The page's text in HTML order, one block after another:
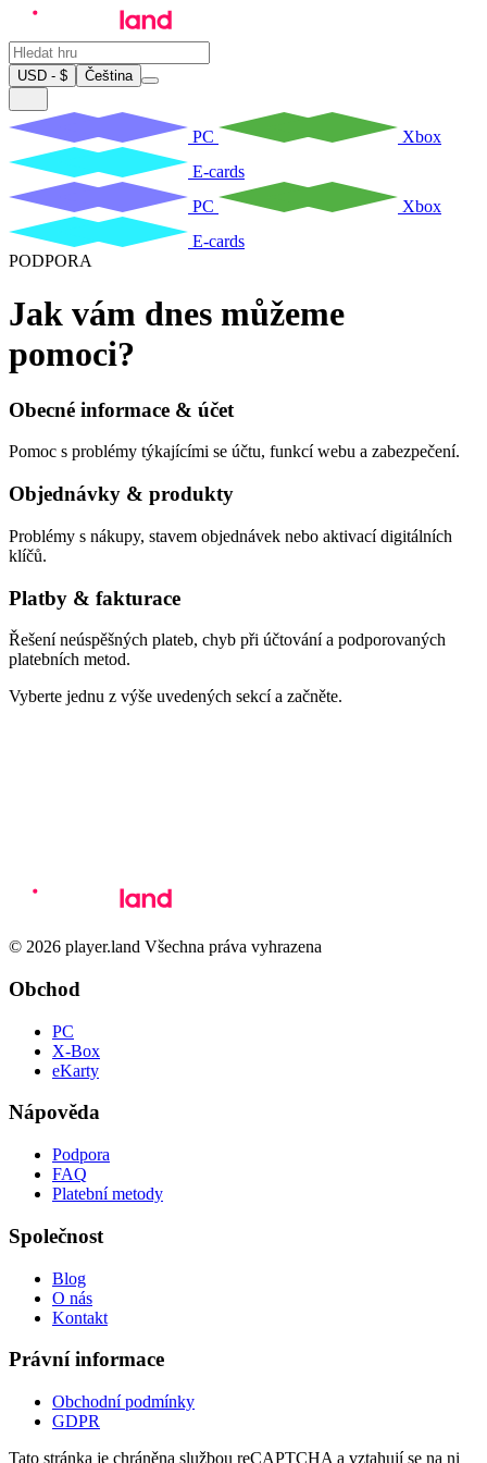
USD - $ Čeština
PC
Xbox
E-cards
PC
Xbox
E-cards
PODPORA
Jak vám dnes můžeme
pomoci?
Obecné informace & účet
Pomoc s problémy týkajícími se účtu, funkcí webu a zabezpečení.
Objednávky & produkty
Problémy s nákupy, stavem objednávek nebo aktivací digitálních
klíčů.
Platby & fakturace
Řešení neúspěšných plateb, chyb při účtování a podporovaných
platebních metod.
Vyberte jednu z výše uvedených sekcí a začněte.
© 2026 player.land Všechna práva vyhrazena
Obchod
PC
X-Box
eKarty
Nápověda
Podpora
FAQ
Platební metody
Společnost
Blog
O nás
Kontakt
Právní informace
Obchodní podmínky
GDPR
Tato stránka je chráněna službou reCAPTCHA a vztahují se na ni